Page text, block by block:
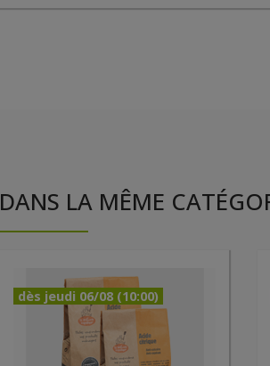
DANS LA MÊME
dès jeudi 06/08 (10:00)